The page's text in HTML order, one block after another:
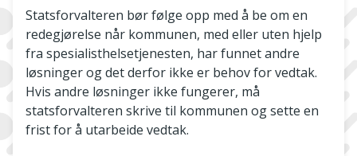
Statsforvalteren bør følge opp med å be om en
redegjørelse når kommunen, med eller uten hjelp
fra spesialisthelsetjenesten, har funnet andre
løsninger og det derfor ikke er behov for vedtak.
Hvis andre løsninger ikke fungerer, må
statsforvalteren skrive til kommunen og sette en
frist for å utarbeide vedtak.